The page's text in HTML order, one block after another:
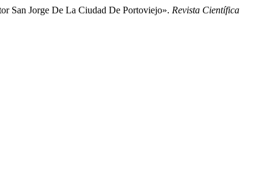
San Jorge De La Ciudad De Portoviejo». Revista Científica